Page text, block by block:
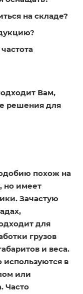
на складе?
Вам,
решения для
похож на
но имеет
Зачастую
для
грузов
и веса.
используются в
или
Часто